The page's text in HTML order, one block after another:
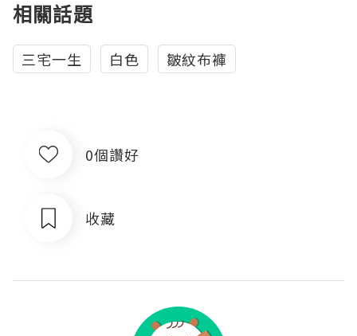
相關話題
三宅一生 白色 皺紋布褲
0個讚好
收藏